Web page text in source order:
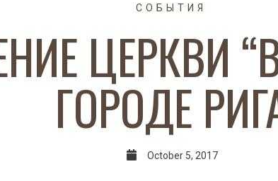
СОБЫТИЯ
ЦЕРКВИ
ГОРОДЕ
October 5, 2017